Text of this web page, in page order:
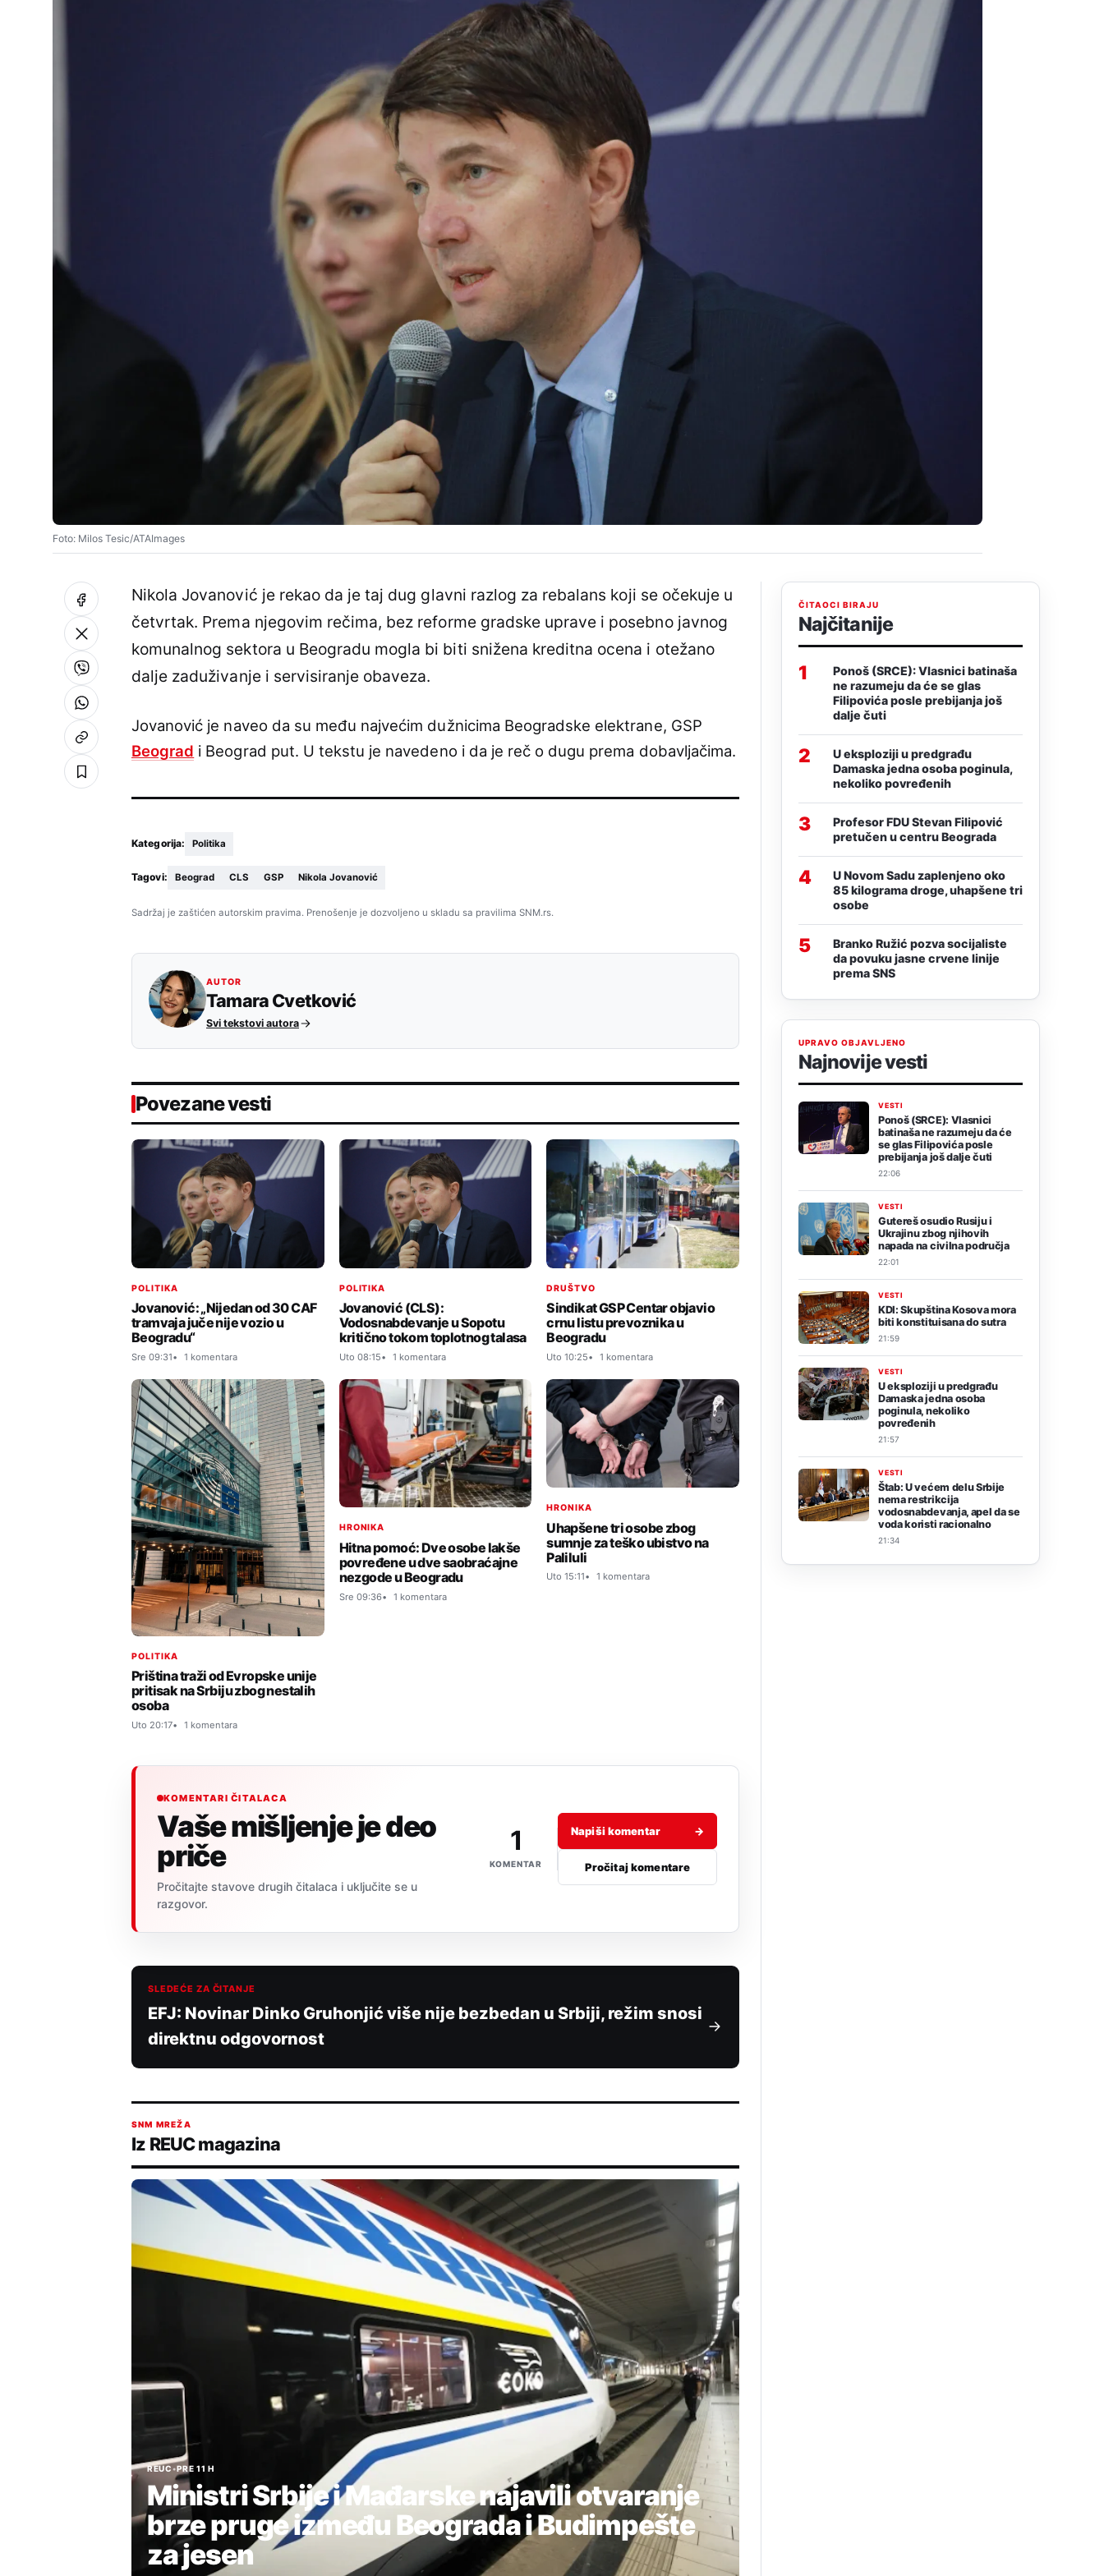
Foto: Milos Tesic/ATAImages
Nikola Jovanović je rekao da je taj dug glavni razlog za rebalans koji se očekuje u
četvrtak. Prema njegovim rečima, bez reforme gradske uprave i posebno javnog
komunalnog sektora u Beogradu mogla bi biti snižena kreditna ocena i otežano
dalje zaduživanje i servisiranje obaveza.
Jovanović je naveo da su među najvećim dužnicima Beogradske elektrane, GSP
Beograd i Beograd put. U tekstu je navedeno i da je reč o dugu prema dobavljačima.
Kategorija: Politika
Tagovi: Beograd CLS GSP Nikola Jovanović
Sadržaj je zaštićen autorskim pravima. Prenošenje je dozvoljeno u skladu sa pravilima SNM.rs.
AUTOR
Tamara Cvetković
Svi tekstovi autora
Povezane vesti
POLITIKA
Jovanović: „Nijedan od 30 CAF
tramvaja juče nije vozio u
Beogradu“
Sre 09:31 1 komentara
POLITIKA
Jovanović (CLS):
Vodosnabdevanje u Sopotu
kritično tokom toplotnog talasa
Uto 08:15 1 komentara
DRUŠTVO
Sindikat GSP Centar objavio
crnu listu prevoznika u
Beogradu
Uto 10:25 1 komentara
POLITIKA
Priština traži od Evropske unije
pritisak na Srbiju zbog nestalih
osoba
Uto 20:17 1 komentara
HRONIKA
Hitna pomoć: Dve osobe lakše
povređene u dve saobraćajne
nezgode u Beogradu
Sre 09:36 1 komentara
HRONIKA
Uhapšene tri osobe zbog
sumnje za teško ubistvo na
Paliluli
Uto 15:11 1 komentara
KOMENTARI ČITALACA
Vaše mišljenje je deo
priče
Pročitajte stavove drugih čitalaca i uključite se u
razgovor.
1
KOMENTAR
Napiši komentar →
Pročitaj komentare
SLEDEĆE ZA ČITANJE
EFJ: Novinar Dinko Gruhonjić više nije bezbedan u Srbiji, režim snosi
direktnu odgovornost
SNM MREŽA
Iz REUC magazina
REUC•PRE 11 H
Ministri Srbije i Mađarske najavili otvaranje
brze pruge između Beograda i Budimpešte
za jesen
ČITAOCI BIRAJU
Najčitanije
1
Ponoš (SRCE): Vlasnici batinaša
ne razumeju da će se glas
Filipovića posle prebijanja još
dalje čuti
2
U eksploziji u predgrađu
Damaska jedna osoba poginula,
nekoliko povređenih
3
Profesor FDU Stevan Filipović
pretučen u centru Beograda
4
U Novom Sadu zaplenjeno oko
85 kilograma droge, uhapšene tri
osobe
5
Branko Ružić pozva socijaliste
da povuku jasne crvene linije
prema SNS
UPRAVO OBJAVLJENO
Najnovije vesti
VESTI
Ponoš (SRCE): Vlasnici
batinaša ne razumeju da će
se glas Filipovića posle
prebijanja još dalje čuti
22:06
VESTI
Gutereš osudio Rusiju i
Ukrajinu zbog njihovih
napada na civilna područja
22:01
VESTI
KDI: Skupština Kosova mora
biti konstituisana do sutra
21:59
VESTI
U eksploziji u predgrađu
Damaska jedna osoba
poginula, nekoliko
povređenih
21:57
VESTI
Štab: U većem delu Srbije
nema restrikcija
vodosnabdevanja, apel da se
voda koristi racionalno
21:34